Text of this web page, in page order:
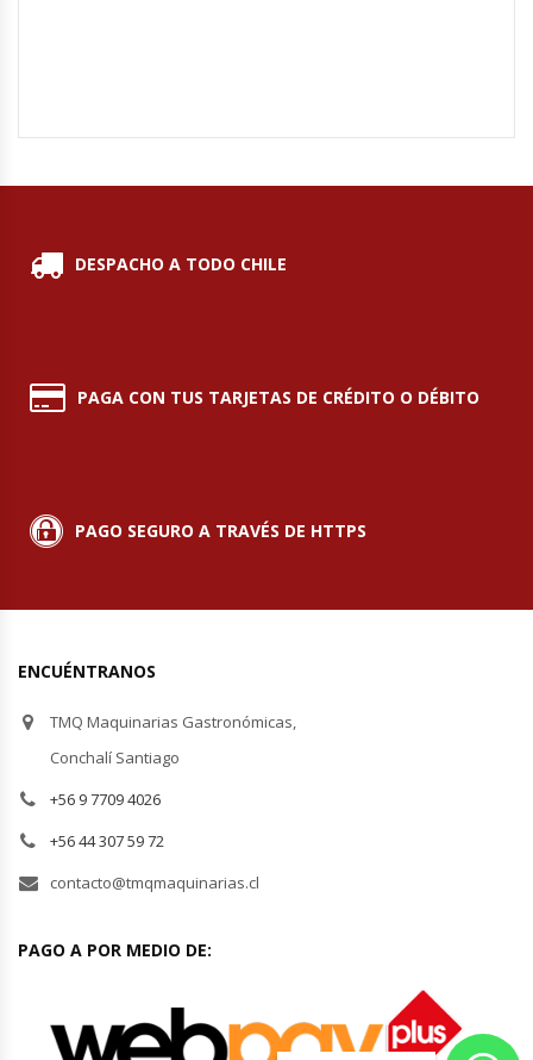
Lavavajillas
Mesones De Trabajo
Mesones Saladette
Mural De Lácteos
Ollas Arroceras
DESPACHO A TODO CHILE
PAGA CON TUS TARJETAS DE CRÉDITO O DÉBITO
PAGO SEGURO A TRAVÉS DE HTTPS
ENCUÉNTRANOS
TMQ Maquinarias Gastronómicas,
Conchalí Santiago
+56 9 7709 4026
+56 44 307 59 72
contacto@tmqmaquinarias.cl
PAGO A POR MEDIO DE: